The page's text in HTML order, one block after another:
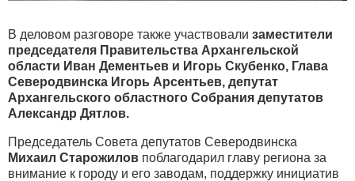
В деловом разговоре также участвовали заместители
председателя Правительства Архангельской
области Иван Дементьев и Игорь Скубенко, Глава
Северодвинска Игорь Арсентьев, депутат
Архангельского областного Собрания депутатов
Александр Дятлов.
Председатель Совета депутатов Северодвинска
Михаил Старожилов поблагодарил главу региона за
внимание к городу и его заводам, поддержку инициатив